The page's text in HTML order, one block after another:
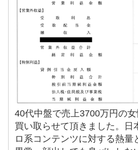
40代中盤で売上3700万円の
買い取らせて頂きました。日
ロ系コンテンツに対する熱量